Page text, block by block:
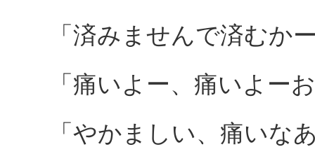
「済みませんで済むか
「痛いよー、痛いよー
「やかましい、痛いな